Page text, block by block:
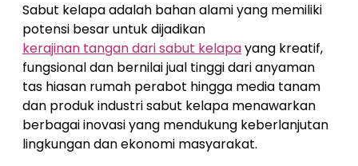
Sabut kelapa adalah bahan alami yang memiliki
potensi besar untuk dijadikan
kerajinan tangan dari sabut kelapayang kreatif,
fungsional dan bernilai jual tinggi dari anyaman
tas hiasan rumah perabot hingga media tanam
dan produk industri sabut kelapa menawarkan
berbagai inovasi yang mendukung keberlanjutan
lingkungan dan ekonomi masyarakat.